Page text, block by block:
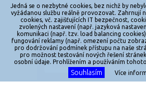
Powered by
Reklama
Sítě
Redakce
Jakékoliv užití obsahu je bez souhlasu
Jedná se o nezbytné cookies, bez nichž by
vyžádanou službu reálně provozovat. Zahrnují
cookies, vč. zajišťujících IT bezpečnost,
zvolených nastavení (např. jazyková
komunikaci (např. tzv. load balancing
fungování reklamy (např. omezení počtu
pro dodržování podmínek přístupu na naše
pro možnost testování nových řešení
osobní údaje. Prohlížením a používáním
Souhlasím Více